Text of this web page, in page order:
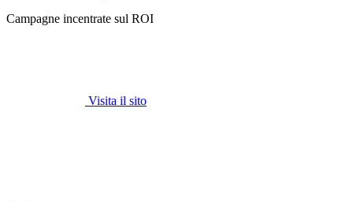
Campagne incentrate sul ROI
Visita il sito